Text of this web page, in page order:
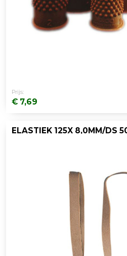
Prijs:
€ 7,69
ELASTIEK 125X 8,0MM/DS